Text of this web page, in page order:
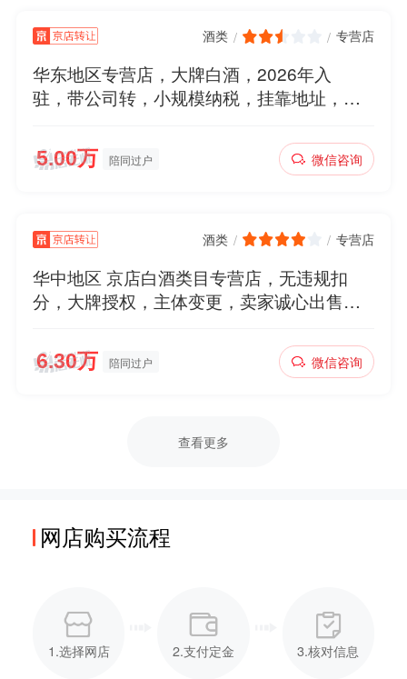
酒类 / / 专营店
华东地区专营店，大牌白酒，2026年入
驻，带公司转，小规模纳税，挂靠地址，无
陪同过户 微信咨询
酒类 / / 专营店
华中地区 京店白酒类目专营店，无违规扣
分，大牌授权，主体变更，卖家诚心出售
陪同过户 微信咨询
查看更多
网店购买流程
1.选择网店 2.支付定金 3.核对信息